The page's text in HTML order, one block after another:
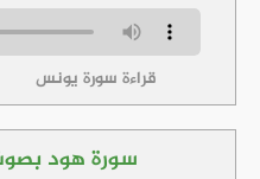
قراءة سورة يونس
سورة هود